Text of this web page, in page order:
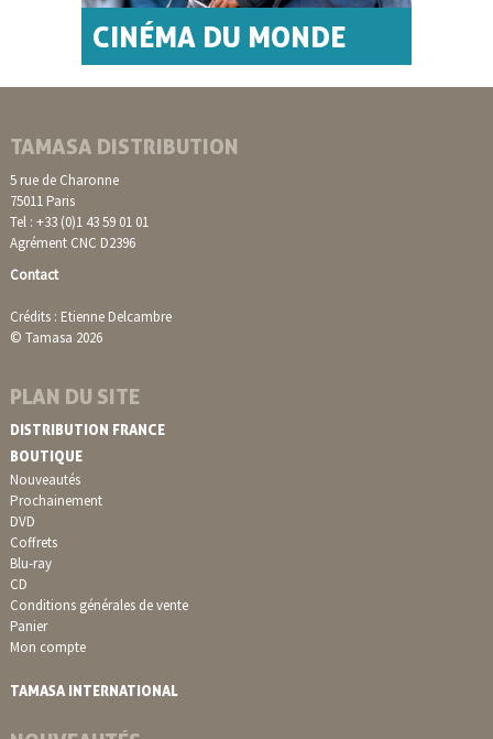
CINÉMA DU MONDE
TAMASA DISTRIBUTION
5 rue de Charonne
75011 Paris
Tel : +33 (0)1 43 59 01 01
Agrément CNC D2396
Contact
Crédits : Etienne Delcambre
© Tamasa 2026
PLAN DU SITE
DISTRIBUTION FRANCE
BOUTIQUE
Nouveautés
Prochainement
DVD
Coffrets
Blu-ray
CD
Conditions générales de vente
Panier
Mon compte
TAMASA INTERNATIONAL